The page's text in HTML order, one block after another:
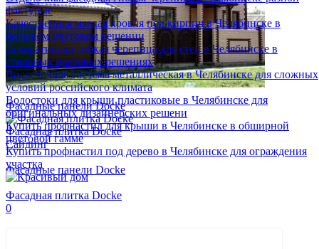
фактурые
Качественная мягкая кровля под кирпич в Челябинске в
большом цветовом решении
Декоративная гибкая черепица для стен в Челябинске в
стильных цветовых решениях
Водосточная система металлическая в Челябинске для сложных
условий российского климата
Водостоки для крыши пластиковые в Челябинске для
оригинальных дизайнерских решени
Купить профнастил для крыши в Челябинске в обширной
цветовой гамме
Купить профнастил под дерево в Челябинске для ограждения
участка
0
Фасадные панели Docke
Фасадная плитка Docke
Сайдинг
Фасадные панели Docke
Фасадная плитка Docke